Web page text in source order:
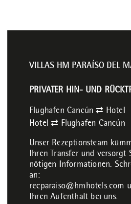
VILLAS HM PARAÍSO DEL
PRIVATER HIN- UND
Flughafen Cancún ⇄ Hotel
Hotel ⇄ Flughafen Cancún
Unser Rezeptionsteam
Ihren Transfer und versorgt
nötigen Informationen.
an:
recparaiso@hmhotels.com
Ihren Aufenthalt bei uns.